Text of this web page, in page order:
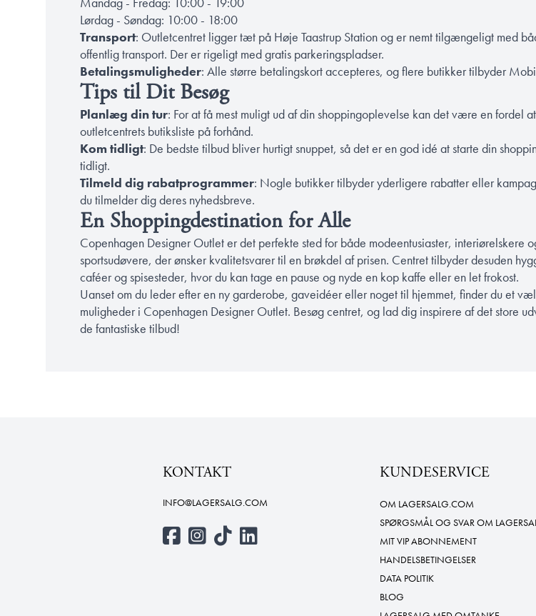
Lørdag - Søndag: 10:00 - 18:00
Transport: Outletcentret ligger tæt på Høje Taastrup Station og er nemt tilgængeligt med
offentlig transport. Der er rigeligt med gratis parkeringspladser.
Betalingsmuligheder: Alle større betalingskort accepteres, og flere butikker tilbyder
Tips til Dit Besøg
Planlæg din tur: For at få mest muligt ud af din shoppingoplevelse kan det være en fordel
outletcentrets butiksliste på forhånd.
Kom tidligt: De bedste tilbud bliver hurtigt snuppet, så det er en god idé at starte din
tidligt.
Tilmeld dig rabatprogrammer: Nogle butikker tilbyder yderligere rabatter eller
du tilmelder dig deres nyhedsbreve.
En Shoppingdestination for Alle
Copenhagen Designer Outlet er det perfekte sted for både modeentusiaster, interiørelskere
sportsudøvere, der ønsker kvalitetsvarer til en brøkdel af prisen. Centret tilbyder desuden
caféer og spisesteder, hvor du kan tage en pause og nyde en kop kaffe eller en let frokost.
Uanset om du leder efter en ny garderobe, gaveidéer eller noget til hjemmet, finder du et
muligheder i Copenhagen Designer Outlet. Besøg centret, og lad dig inspirere af det store
de fantastiske tilbud!
KONTAKT
INFO@LAGERSALG.COM
KUNDESERVICE
OM LAGERSALG.COM
SPØRGSMÅL OG SVAR OM
MIT VIP ABONNEMENT
HANDELSBETINGELSER
DATA POLITIK
BLOG